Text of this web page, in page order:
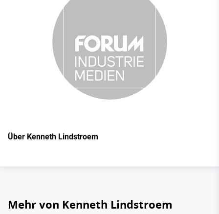
Über Kenneth Lindstroem
Mehr von Kenneth Lindstroem